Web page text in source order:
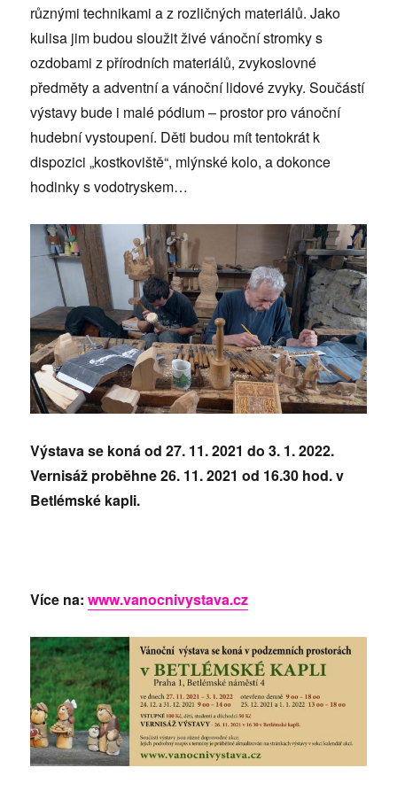
různými technikami a z rozličných materiálů. Jako
kulisa jim budou sloužit živé vánoční stromky s
ozdobami z přírodních materiálů, zvykoslovné
předměty a adventní a vánoční lidové zvyky. Součástí
výstavy bude i malé pódium – prostor pro vánoční
hudební vystoupení. Děti budou mít tentokrát k
dispozici „kostkoviště“, mlýnské kolo, a dokonce
hodinky s vodotryskem…
Výstava se koná od 27. 11. 2021 do 3. 1. 2022.
Vernisáž proběhne 26. 11. 2021 od 16.30 hod.v
Betlémské kapli.
Více na:www.vanocnivystava.cz